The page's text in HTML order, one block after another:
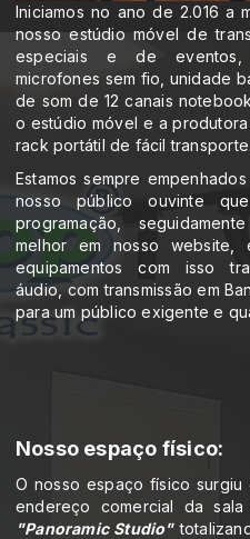
Iniciamos no ano de 2.016 a
nosso estúdio móvel de
especiais e de eventos,
microfones sem fio, unidade
de som de 12 canais
o estúdio móvel e a
rack portátil de fácil transporte.
Estamos sempre
nosso público ouvinte
programação,
melhor em nosso website,
equipamentos com isso
áudio, com transmissão em
para um público exigente e
Nosso espaço físico:
O nosso espaço físico surgiu
endereço comercial da sala
"Panoramic Studio"